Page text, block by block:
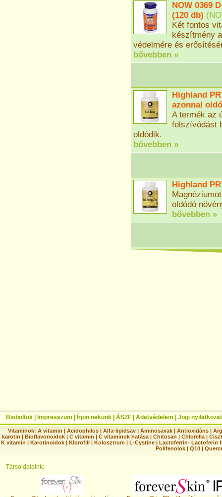
NOW 0369
(120 db) (
Két fontos
készítmény
védelmére és
bővebben »
Highland
azonnal
A termék az
felszívódást
oldódik.
bővebben »
Highland
oldódó
bővebben »
Bioboltok Impresszum Írjon nekünk ÁSZF Adatvédelem Jogi nyilatkozat
Vitaminok: A vitamin |Acidophilus |Alfa-lipidsav |Aminosavak |Antioxidáns |
karotin | Bioflavonoidok | C vitamin | C vitaminok hatása | Chitosan | Chlorella |
K vitamin | Karotinoidok | Klorofill | Kolosztrum | L-Cystine | Lactoferrin- Lactoferin
Polifenolok |Q10 |
Társoldalaink: